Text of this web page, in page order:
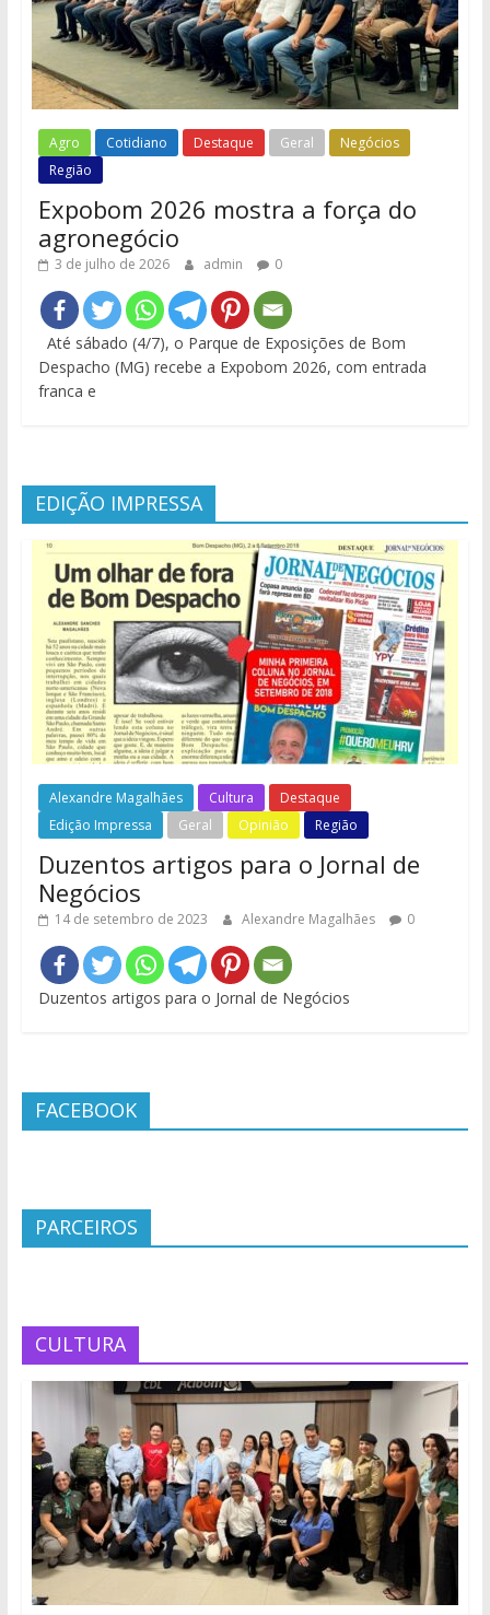
Agro Cotidiano Destaque Geral
Negócios
Região
Expobom 2026 mostra a força do
agronegócio
3 de julho de 2026 admin 0
Até sábado (4/7), o Parque de Exposições de Bom
Despacho (MG) recebe a Expobom 2026, com entrada
franca e
EDIÇÃO IMPRESSA
Alexandre Magalhães Cultura
Destaque
Edição Impressa
Geral Opinião Região
Duzentos artigos para o Jornal de
Negócios
14 de setembro de 2023 Alexandre Magalhães 0
Duzentos artigos para o Jornal de Negócios
FACEBOOK
PARCEIROS
CULTURA